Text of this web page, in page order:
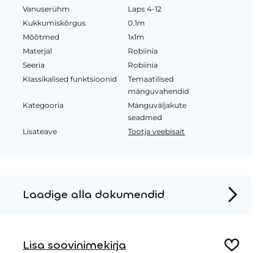
Vanuserühm
Laps 4-12
Kukkumiskõrgus
0.1m
Mõõtmed
1x1m
Materjal
Robiinia
Seeria
Robiinia
Klassikalised funktsioonid
Temaatilised
mänguvahendid
Kategooria
Mänguväljakute
seadmed
Lisateave
Tootja veebisait
Laadige alla dokumendid
Lisa soovinimekirja